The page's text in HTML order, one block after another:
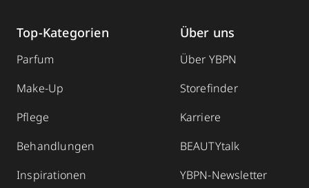
Top-Kategorien
Parfum
Make-Up
Pflege
Behandlungen
Inspirationen
Über uns
Über YBPN
Storefinder
Karriere
BEAUTYtalk
YBPN-Newsletter